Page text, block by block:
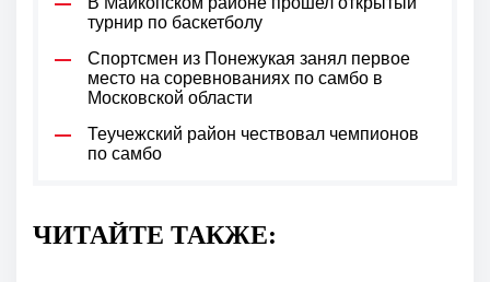
турнир по баскетболу
Спортсмен из Понежукая занял первое
место на соревнованиях по самбо в
Московской области
Теучежский район чествовал чемпионов
по самбо
ЧИТАЙТЕ ТАКЖЕ: